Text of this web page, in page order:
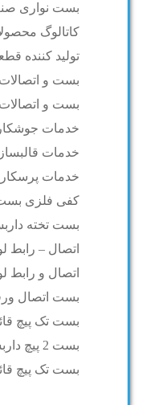
بست نواری
کاتالوگ
تولید کننده
بست و اتصالات
بست و اتصالات
خدمات
خدمات
خدمات
کفی فلزی
بست تخته
اتصال – رابط
اتصال و رابط
بست اتصال
بست تک پیچ
بست 2 پیچ داربستی ساختمانی
بست تک پیچ